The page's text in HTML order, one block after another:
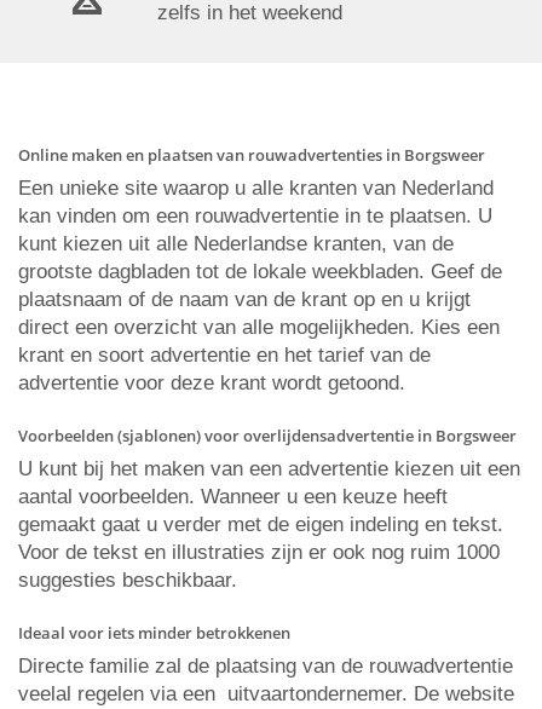
zelfs in het weekend
Online maken en plaatsen van rouwadvertenties in Borgsweer
Een unieke site waarop u alle kranten van Nederland
kan vinden om een rouwadvertentie in te plaatsen. U
kunt kiezen uit alle Nederlandse kranten, van de
grootste dagbladen tot de lokale weekbladen. Geef de
plaatsnaam of de naam van de krant op en u krijgt
direct een overzicht van alle mogelijkheden. Kies een
krant en soort advertentie en het tarief van de
advertentie voor deze krant wordt getoond.
Voorbeelden (sjablonen) voor overlijdensadvertentie in Borgsweer
U kunt bij het maken van een advertentie kiezen uit een
aantal voorbeelden. Wanneer u een keuze heeft
gemaakt gaat u verder met de eigen indeling en tekst.
Voor de tekst en illustraties zijn er ook nog ruim 1000
suggesties beschikbaar.
Ideaal voor iets minder betrokkenen
Directe familie zal de plaatsing van de rouwadvertentie
veelal regelen via een uitvaartondernemer. De website